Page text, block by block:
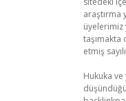
araştırma
üyelerimiz
taşımakta
etmiş
Hukuka